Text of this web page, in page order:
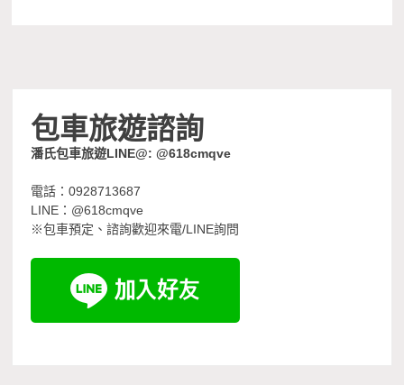
包車旅遊諮詢
潘氏包車旅遊LINE@: @618cmqve
電話：0928713687
LINE：@618cmqve
※包車預定、諮詢歡迎來電/LINE詢問